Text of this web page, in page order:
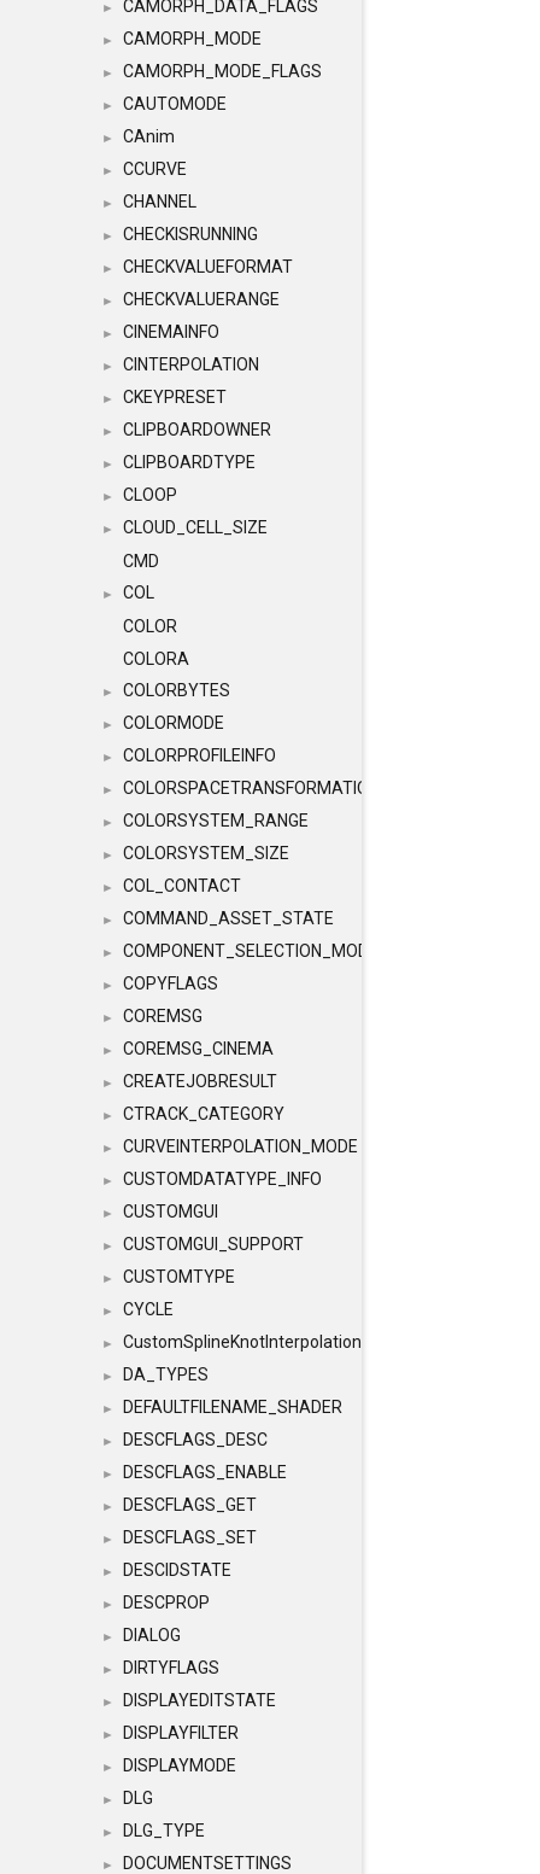
► CAMORPH_DATA_FLAGS
► CAMORPH_MODE
► CAMORPH_MODE_FLAGS
► CAUTOMODE
► CAnim
► CCURVE
► CHANNEL
► CHECKISRUNNING
► CHECKVALUEFORMAT
► CHECKVALUERANGE
► CINEMAINFO
► CINTERPOLATION
► CKEYPRESET
► CLIPBOARDOWNER
► CLIPBOARDTYPE
► CLOOP
►
CLOUD_CELL_SIZE
CMD
►
COL
COLOR
COLORA
► COLORBYTES
► COLORMODE
► COLORPROFILEINFO
► COLORSPACETRANSFORMATION
► COLORSYSTEM_RANGE
► COLORSYSTEM_SIZE
► COL_CONTACT
► COMMAND_ASSET_STATE
► COMPONENT_SELECTION_MODES
► COPYFLAGS
► COREMSG
► COREMSG_CINEMA
► CREATEJOBRESULT
► CTRACK_CATEGORY
► CURVEINTERPOLATION_MODE
► CUSTOMDATATYPE_INFO
► CUSTOMGUI
► CUSTOMGUI_SUPPORT
► CUSTOMTYPE
► CYCLE
► CustomSplineKnotInterpolation
► DA_TYPES
► DEFAULTFILENAME_SHADER
► DESCFLAGS_DESC
► DESCFLAGS_ENABLE
► DESCFLAGS_GET
► DESCFLAGS_SET
► DESCIDSTATE
► DESCPROP
► DIALOG
► DIRTYFLAGS
► DISPLAYEDITSTATE
► DISPLAYFILTER
► DISPLAYMODE
► DLG
► DLG_TYPE
► DOCUMENTSETTINGS